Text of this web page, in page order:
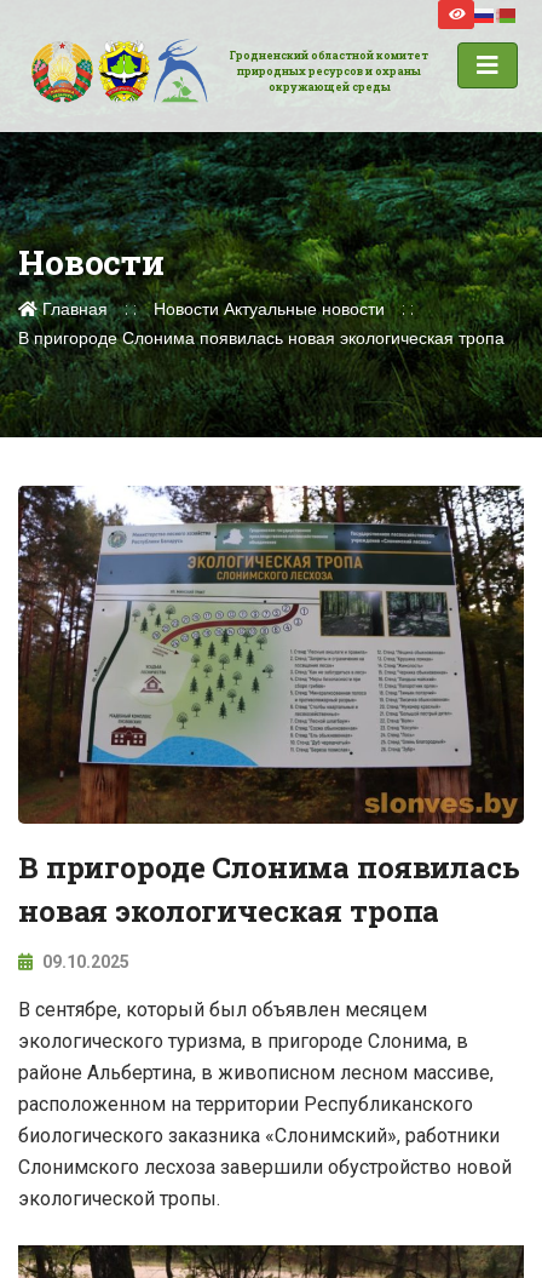
Гродненский областной комитет
природных ресурсов и охраны
окружающей среды
Новости
Главная Новости Актуальные новости
В пригороде Слонима появилась новая экологическая тропа
В пригороде Слонима появилась
новая экологическая тропа
09.10.2025
В сентябре, который был объявлен месяцем
экологического туризма, в пригороде Слонима, в
районе Альбертина, в живописном лесном массиве,
расположенном на территории Республиканского
биологического заказника «Слонимский», работники
Слонимского лесхоза завершили обустройство новой
экологической тропы.